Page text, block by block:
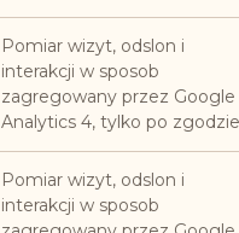
Pomiar wizyt, odslon i
interakcji w sposob
zagregowany przez Google
Analytics 4, tylko po
Pomiar wizyt, odslon i
interakcji w sposob